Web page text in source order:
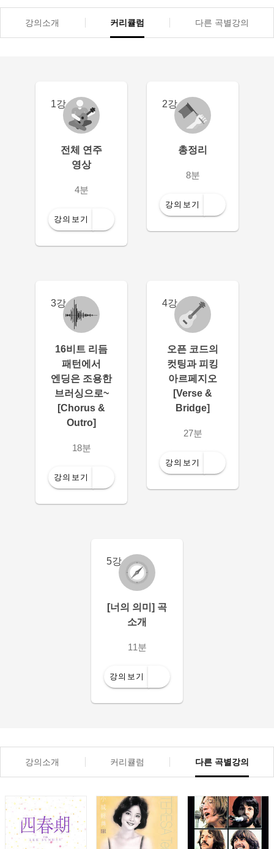
강의소개 커리큘럼 다른 곡별강의
1강
전체 연주
영상
4분
강의보기
2강
총정리
8분
강의보기
3강
16비트 리듬
패턴에서
엔딩은 조용한
브러싱으로~
[Chorus &
Outro]
18분
강의보기
4강
오픈 코드의
컷팅과 피킹
아르페지오
[Verse &
Bridge]
27분
강의보기
5강
[너의 의미] 곡
소개
11분
강의보기
강의소개 커리큘럼 다른 곡별강의